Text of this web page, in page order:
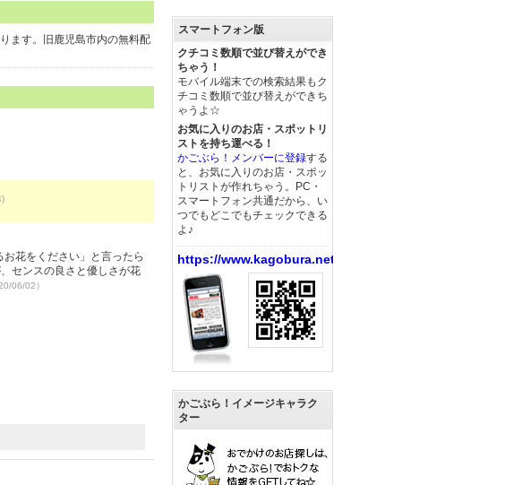
ます。旧鹿児島市内の無料配
花をください」と言ったら
センスの良さと優しさが花
06/02）
スマートフォン版
クチコミ数順で並び替えができ
ちゃう！
モバイル端末での検索結果もク
チコミ数順で並び替えができち
ゃうよ☆
お気に入りのお店・スポットリ
ストを持ち運べる！
かごぶら！メンバーに登録する
と、お気に入りのお店・スポッ
トリストが作れちゃう。PC・
スマートフォン共通だから、い
つでもどこでもチェックできる
よ♪
https://www.kagobura.net/
かごぶら！イメージキャラク
ター